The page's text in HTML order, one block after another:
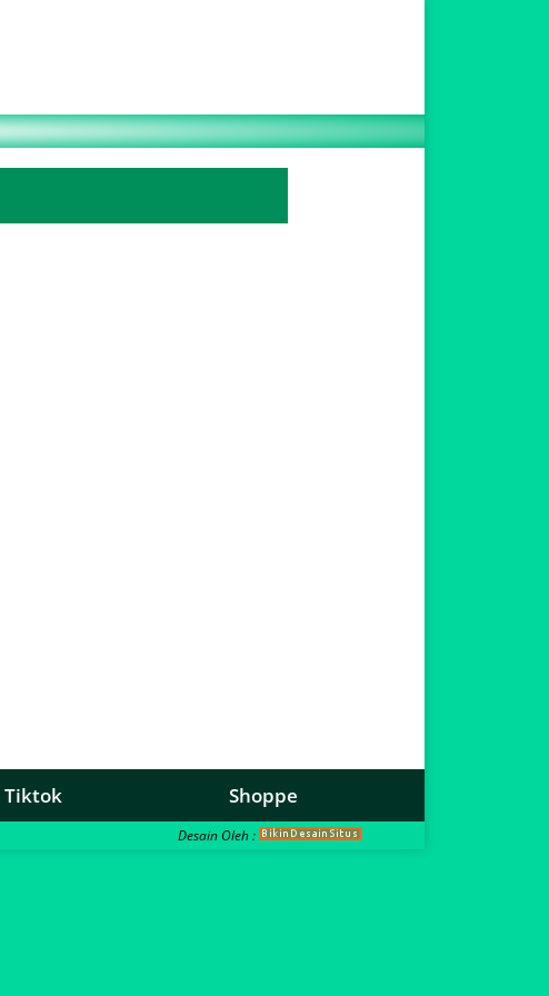
Tiktok Shoppe
Desain Oleh :